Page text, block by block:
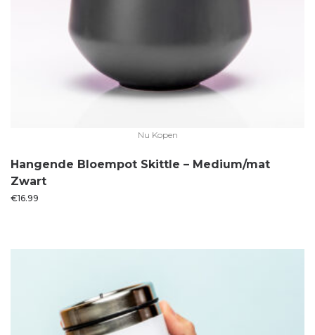
Nu Kopen
Hangende Bloempot Skittle – Medium/mat
Zwart
€16.99